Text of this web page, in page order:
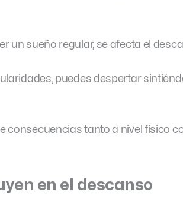
un sueño regular, se afecta el
puedes despertar
consecuencias tanto a nivel físico
en el descanso